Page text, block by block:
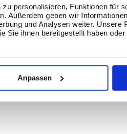
personalisieren, Funktionen für
Außerdem geben wir
und Analysen weiter. Unsere
Sie ihnen bereitgestellt haben
Anpassen
als auch die Vorfreude zu genießen,
zu planen und dann
und freuen uns, dass Du bei uns bist!